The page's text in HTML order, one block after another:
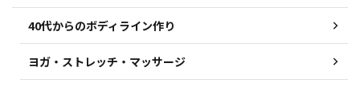
40代からのボディライン作り
ヨガ・ストレッチ・マッサージ